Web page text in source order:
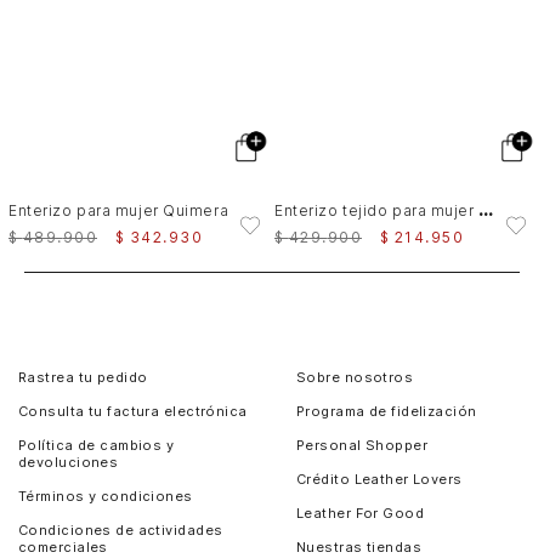
Enterizo para mujer Quimera
$ 489.900 $ 342. 930
E
nterizo tejido para mujer Thani
$ 429.900 $ 214. 950
Rastrea tu pedido
Consulta tu factura electrónica
Política de cambios y
devoluciones
Términos y condiciones
Condiciones de actividades
comerciales
Sobre nosotros
Programa de fidelización
Personal Shopper
Crédito Leather Lovers
Leather For Good
Nuestras tiendas